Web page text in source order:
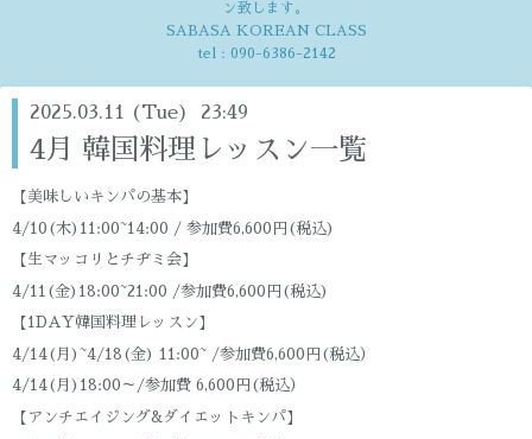
ン致します。
SABASA KOREAN CLASS
tel : 090-6386-2142
2025.03.11 (Tue) 23:49
4月 韓国料理レッスン一覧
【美味しいキンパの基本】
4/10(木)11:00~14:00 / 参加費6,600円(税込)
【生マッコリとチヂミ会】
4/11(金)18:00~21:00 /参加費6,600円(税込)
【1DAY韓国料理レッスン】
4/14(月)~4/18(金) 11:00~ /参加費6,600円(税込）
4/14(月)18:00～/参加費 6,600円(税込）
【アンチエイジング&ダイエットキンパ】